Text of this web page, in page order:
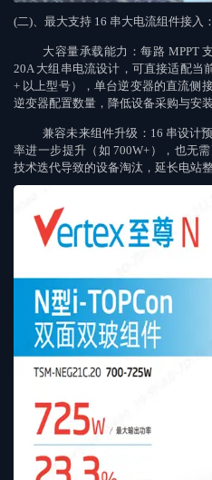
(二)、最大支持 16 串大电流组件接入
大容量承载能力：每路 MPPT
20A 大组串电流设计，可直接适配当
+ 以上型号），单台逆变器的直流侧
逆变器配置数量，降低设备采购与安装
兼容未来组件升级： 16 串设计
率进一步提升（如 700W+ ），也无
技术迭代导致的设备淘汰，延长电站